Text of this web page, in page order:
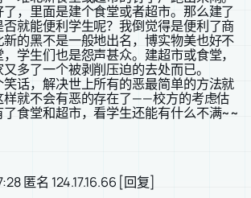
，里面是建个食堂或者超市。那么建了
就能便利学生呢？我倒觉得是便利了商
的黑不是一般地出名，博实物美也好不
学生们也是怨声甚众。建超市或食堂，
多了一个被剥削压迫的去处而已。
话，解决世上所有的恶最简单的方法就
样就不会有恶的存在了——校方的考虑估
食堂和超市，看学生还能有什么不满~~
匿名 124.17.16.66 [回复]